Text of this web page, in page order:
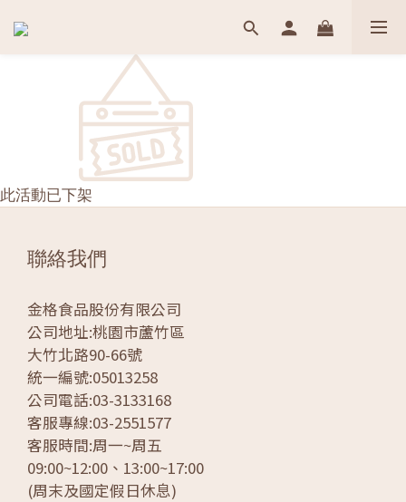
此活動已下架
聯絡我們
金格食品股份有限公司
公司地址:桃園市蘆竹區
大竹北路90-66號
統一編號:05013258
公司電話:03-3133168
客服專線:03-2551577
客服時間:周一~周五
09:00~12:00、13:00~17:00
(周末及國定假日休息)